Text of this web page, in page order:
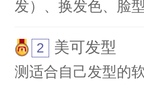
发）、换发色、脸
美可发型
测适合自己发型的